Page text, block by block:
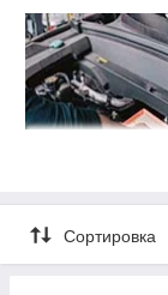
Сортировка